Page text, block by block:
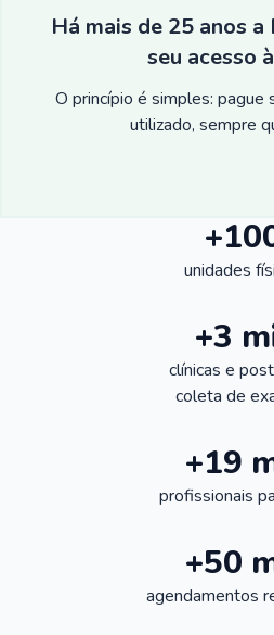
Há mais de 25 anos
seu acesso
O princípio é simples:
utilizado, sempre
unidades
+3
clínicas e
coleta de
+19
profissionais
+50
agendamentos